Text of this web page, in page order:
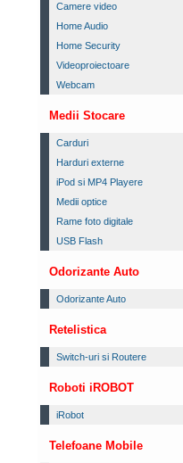
Camere video
Home Audio
Home Security
Videoproiectoare
Webcam
Medii Stocare
Carduri
Harduri externe
iPod si MP4 Playere
Medii optice
Rame foto digitale
USB Flash
Odorizante Auto
Odorizante Auto
Retelistica
Switch-uri si Routere
Roboti iROBOT
iRobot
Telefoane Mobile